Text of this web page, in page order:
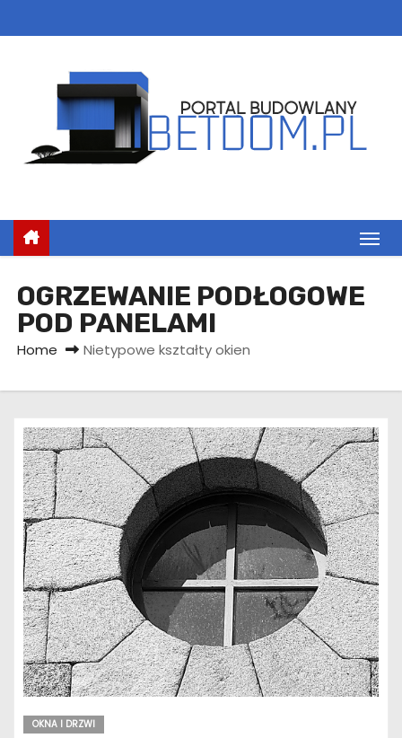
k
e
OGRZEWANIE PODŁOGOWE
POD PANELAMI
Home Nietypowe kształty okien
OKNA I DRZWI